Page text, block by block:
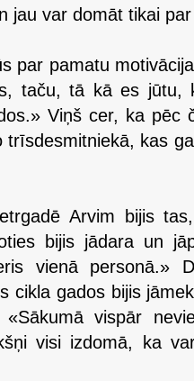
jau var domāt tikai
par pamatu
taču, tā kā es
Viņš cer, ka pēc
trīsdesmitniekā, kas
Arvim bijis
bijis jādara un
vienā personā.»
cikla gados bijis
«Sākumā vispār
visi izdomā, ka